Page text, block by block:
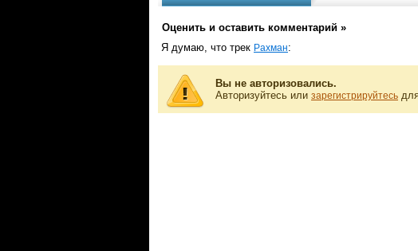
Оценить и оставить комментарий »
Я думаю, что трек Рахман:
Вы не авторизовались.
Авторизуйтесь или зарегистрируйтесь